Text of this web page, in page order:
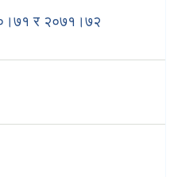
र २०७१।७२